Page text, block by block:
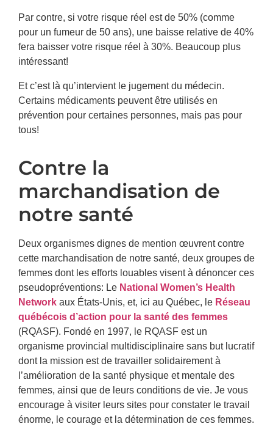
Par contre, si votre risque réel est de 50% (comme
pour un fumeur de 50 ans), une baisse relative de 40%
fera baisser votre risque réel à 30%. Beaucoup plus
intéressant!
Et c’est là qu’intervient le jugement du médecin.
Certains médicaments peuvent être utilisés en
prévention pour certaines personnes, mais pas pour
tous!
Contre la
marchandisation de
notre santé
Deux organismes dignes de mention œuvrent contre
cette marchandisation de notre santé, deux groupes de
femmes dont les efforts louables visent à dénoncer ces
pseudopréventions: Le National Women’s Health
Networkaux États-Unis, et, ici au Québec, le Réseau
québécois d’action pour la santé des femmes
(RQASF). Fondé en 1997, le RQASF est un
organisme provincial multidisciplinaire sans but lucratif
dont la mission est de travailler solidairement à
l’amélioration de la santé physique et mentale des
femmes, ainsi que de leurs conditions de vie. Je vous
encourage à visiter leurs sites pour constater le travail
énorme, le courage et la détermination de ces femmes.